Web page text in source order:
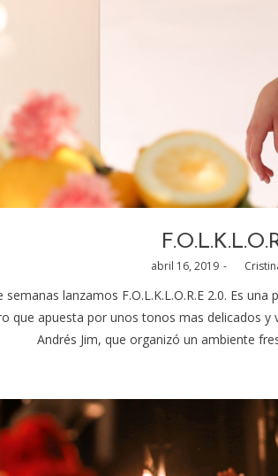
Posted
abril 16, 2019
semanas lanzamos F.O.L.K.L.O.R.E 2.0. Es
que apuesta por unos tonos mas delicados
Andrés Jim, que organizó un ambiente